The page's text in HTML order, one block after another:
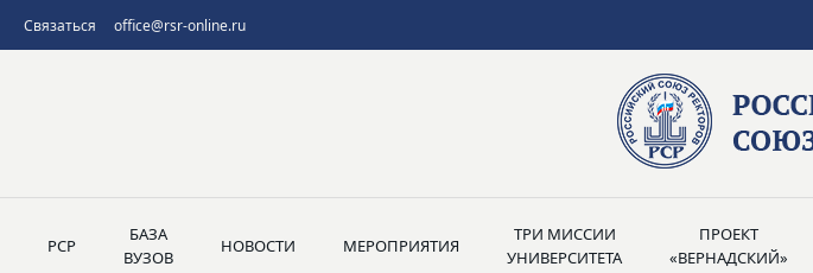
Связаться office@rsr-online.ru
РСР
БАЗА
ВУЗОВ
НОВОСТИ МЕРОПРИЯТИЯ
ТРИ МИССИИ
УНИВЕРСИТЕТА
ПРОЕКТ
«ВЕРНАДСКИЙ»